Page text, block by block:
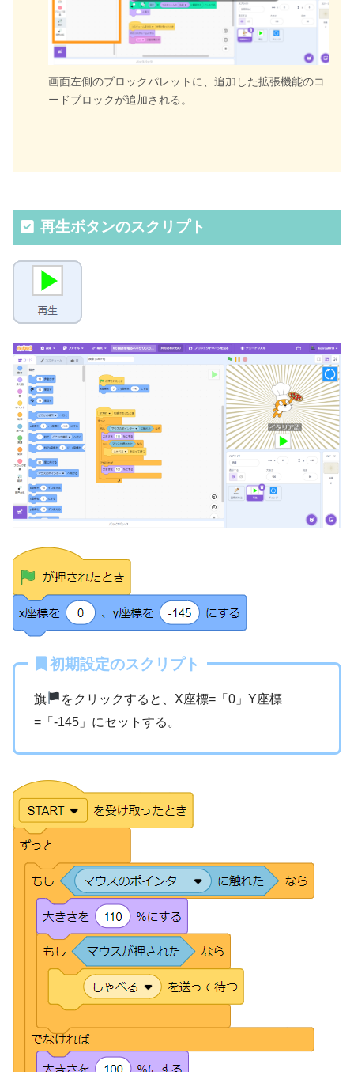
画面左側のブロックパレットに、追加した拡張機能のコ
ードブロックが追加される。
再生ボタンのスクリプト
初期設定のスクリプト
旗
をクリックすると、X座標=「0」Y座標
=「-145」にセットする。